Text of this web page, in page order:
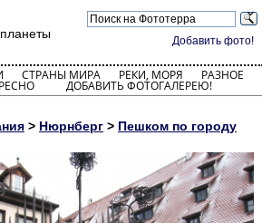
Добавить фото!
СТРАНЫ МИРА РЕКИ, МОРЯ РАЗНОЕ
ДОБАВИТЬ ФОТОГАЛЕРЕЮ!
> Нюрнберг > Пешком по городу